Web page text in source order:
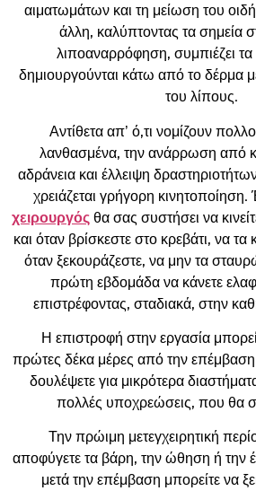
αιματωμάτων και τη μείωση του
άλλη, καλύπτοντας τα σημεία
λιποαναρρόφηση, συμπιέζει
δημιουργούνται κάτω από το δέρμα
του λίπους.
Αντίθετα απ’ ό,τι νομίζουν
λανθασμένα, την ανάρρωση από
αδράνεια και έλλειψη
χρειάζεται γρήγορη κινητοποίηση.
χειρουργόςθα σας συστήσει να
και όταν βρίσκεστε στο κρεβάτι, να
όταν ξεκουράζεστε, να μην τα
πρώτη εβδομάδα να κάνετε
επιστρέφοντας, σταδιακά, στην
Η επιστροφή στην εργασία μπορεί
πρώτες δέκα μέρες από την
δουλέψετε για μικρότερα
πολλές υποχρεώσεις, που θα
Την πρώιμη μετεγχειρητική
αποφύγετε τα βάρη, την ώθηση ή την
μετά την επέμβαση μπορείτε να